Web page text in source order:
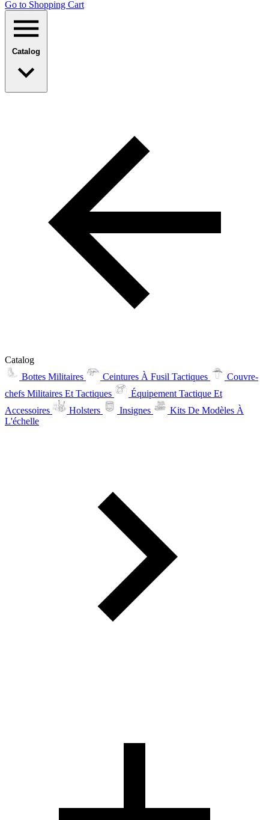
Go to Shopping Сart
Catalog
Catalog
Bottes Militaires
Ceintures À Fusil Tactiques
Couvre-
chefs Militaires Et Tactiques
Équipement Tactique Et
Accessoires
Holsters Insignes
Kits De Modèles À
L'échelle